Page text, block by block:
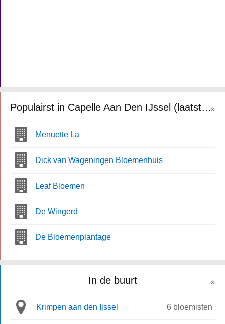
Populairst in Capelle Aan Den IJssel (laatste 30 dagen)
Menuette La
Dick van Wageningen Bloemenhuis
Leaf Bloemen
De Wingerd
De Bloemenplantage
In de buurt
Krimpen aan den Ijssel 6 bloemisten